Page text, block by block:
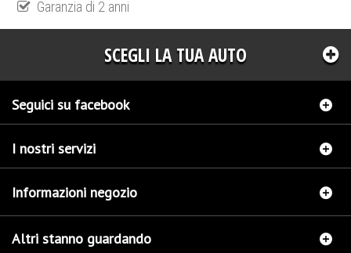
Garanzia di 2 anni
SCEGLI LA TUA AUTO
Seguici su facebook
I nostri servizi
Informazioni negozio
Altri stanno guardando